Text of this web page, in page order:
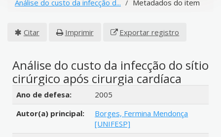
Análise do custo da infecção d... Metadados do item
Citar Imprimir Exportar registro
Análise do custo da infecção do sítio
cirúrgico após cirurgia cardíaca
Detalhes bibliográficos
Ano de defesa:
2005
Autor(a) principal:
Borges, Fermina Mendonça
[UNIFESP]